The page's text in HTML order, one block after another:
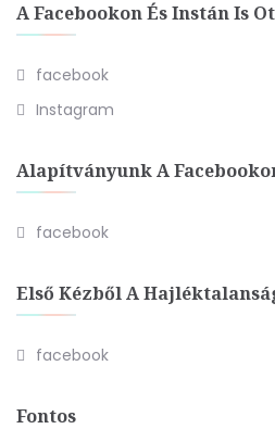
A Facebookon És Instán Is
facebook
Instagram
Alapítványunk A
facebook
Első Kézből A
facebook
Fontos